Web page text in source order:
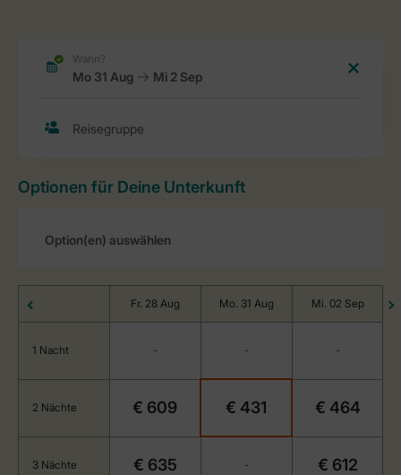
Optionen für Deine Unterkunft
Fr. 28 Aug Mo. 31 Aug Mi. 02 Sep
1 Nacht - - -
2 Nächte € 609 € 431 € 464
3 Nächte € 635 - € 612